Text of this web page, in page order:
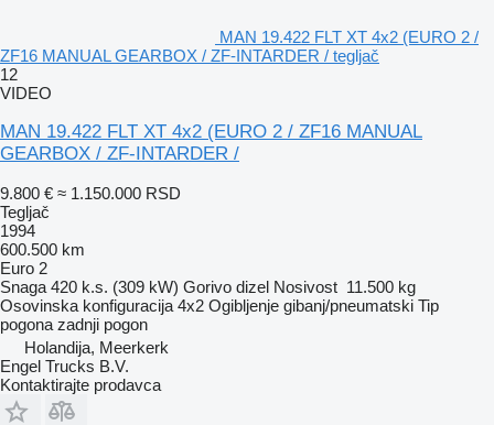
MAN 19.422 FLT XT 4x2 (EURO 2 /
ZF16 MANUAL GEARBOX / ZF-INTARDER / tegljač
12
VIDEO
MAN 19.422 FLT XT 4x2 (EURO 2 / ZF16 MANUAL
GEARBOX / ZF-INTARDER /
9.800 € ≈ 1.150.000 RSD
Tegljač
1994
600.500 km
Euro 2
Snaga 420 k.s. (309 kW) Gorivo dizel Nosivost 11.500 kg
Osovinska konfiguracija 4x2 Ogibljenje gibanj/pneumatski Tip
pogona zadnji pogon
Holandija, Meerkerk
Engel Trucks B.V.
Kontaktirajte prodavca